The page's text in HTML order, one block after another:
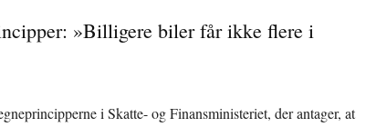
»Billigere biler får ikke flere i
i Skatte- og Finansministeriet, der antager, at